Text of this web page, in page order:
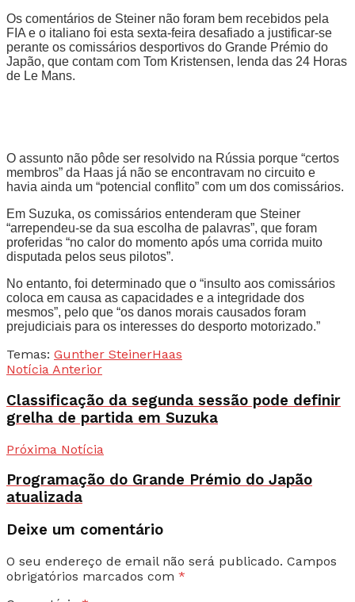
Os comentários de Steiner não foram bem recebidos pela
FIA e o italiano foi esta sexta-feira desafiado a justificar-se
perante os comissários desportivos do Grande Prémio do
Japão, que contam com Tom Kristensen, lenda das 24 Horas
de Le Mans.
O assunto não pôde ser resolvido na Rússia porque “certos
membros” da Haas já não se encontravam no circuito e
havia ainda um “potencial conflito” com um dos comissários.
Em Suzuka, os comissários entenderam que Steiner
“arrependeu-se da sua escolha de palavras”, que foram
proferidas “no calor do momento após uma corrida muito
disputada pelos seus pilotos”.
No entanto, foi determinado que o “insulto aos comissários
coloca em causa as capacidades e a integridade dos
mesmos”, pelo que “os danos morais causados foram
prejudiciais para os interesses do desporto motorizado.”
Temas: Gunther SteinerHaas
Notícia Anterior
Classificação da segunda sessão pode definir
grelha de partida em Suzuka
Próxima Notícia
Programação do Grande Prémio do Japão
atualizada
Deixe um comentário
O seu endereço de email não será publicado. Campos
obrigatórios marcados com *